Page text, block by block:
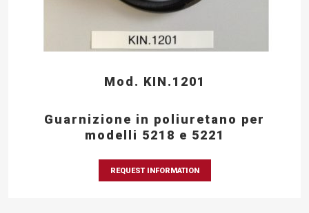
Mod. KIN.1201
Guarnizione in poliuretano per
modelli 5218 e 5221
REQUEST INFORMATION